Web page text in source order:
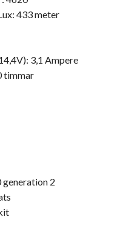
433 meter
3,1 Ampere
timmar
generation 2